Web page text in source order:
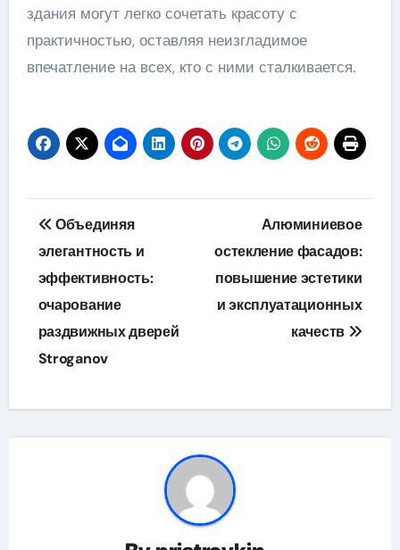
здания могут легко сочетать красоту с
практичностью, оставляя неизгладимое
впечатление на всех, кто с ними сталкивается.
Навигация
по
записям
Объединяя
элегантность и
эффективность:
очарование
раздвижных дверей
Stroganov
Алюминиевое
остекление фасадов:
повышение эстетики
и эксплуатационных
качеств